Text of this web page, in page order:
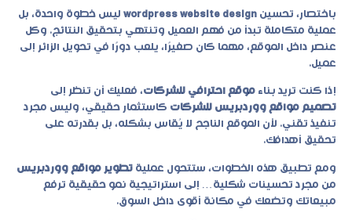
باختصار، تحسين wordpress website design ليس خطوة واحدة، بل
عملية متكاملة تبدأ من فهم العميل وتنتهي بتحقيق النتائج. وكل
عنصر داخل الموقع، مهما كان صغيرًا، يلعب دورًا في تحويل الزائر إلى
عميل.
إذا كنت تريد بناء موقع احترافي للشركات، فعليك أن تنظر إلى
تصميم مواقع ووردبريس للشركات كاستثمار حقيقي، وليس مجرد
تنفيذ تقني. لأن الموقع الناجح لا يُقاس بشكله، بل بقدرته على
تحقيق أهدافك.
ومع تطبيق هذه الخطوات، ستتحول عملية تطوير مواقع ووردبريس
من مجرد تحسينات شكلية… إلى استراتيجية نمو حقيقية ترفع
مبيعاتك وتضعك في مكانة أقوى داخل السوق.